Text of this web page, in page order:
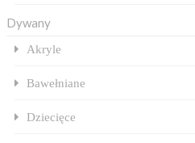
Dywany
Akryle
Bawełniane
Dziecięce